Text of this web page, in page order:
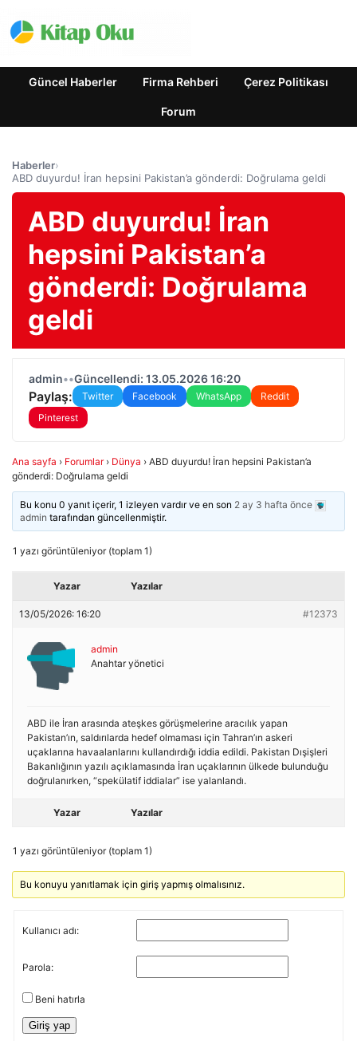
Güncel Haberler Firma Rehberi Çerez Politikası
Forum
Haberler›
ABD duyurdu! İran hepsini Pakistan’a gönderdi: Doğrulama geldi
ABD duyurdu! İran
hepsini Pakistan’a
gönderdi: Doğrulama
geldi
admin••Güncellendi: 13.05.2026 16:20
Paylaş: Twitter Facebook WhatsApp
Reddit
Pinterest
Ana sayfa › Forumlar › Dünya › ABD duyurdu! İran hepsini Pakistan’a
gönderdi: Doğrulama geldi
Bu konu 0 yanıt içerir, 1 izleyen vardır ve en son 2 ay 3 hafta önce
admin tarafından güncellenmiştir.
1 yazı görüntüleniyor (toplam 1)
Yazar Yazılar
13/05/2026: 16:20 #12373
admin
Anahtar yönetici
ABD ile İran arasında ateşkes görüşmelerine aracılık yapan
Pakistan’ın, saldırılarda hedef olmaması için Tahran’ın askeri
uçaklarına havaalanlarını kullandırdığı iddia edildi. Pakistan Dışişleri
Bakanlığının yazılı açıklamasında İran uçaklarının ülkede bulunduğu
doğrulanırken, “spekülatif iddialar” ise yalanlandı.
Yazar Yazılar
1 yazı görüntüleniyor (toplam 1)
Bu konuyu yanıtlamak için giriş yapmış olmalısınız.
Kullanıcı adı:
Parola:
Beni hatırla
Giriş yap